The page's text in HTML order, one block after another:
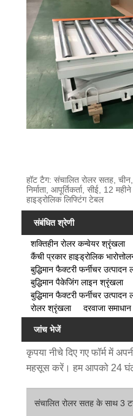
हॉट टैग: संचालित रोलर सतह,
निर्माता, आपूर्तिकर्ता, सीई, 12
हाइड्रोलिक लिफ्टिंग टेबल
संबंधित श्रेणी
शक्तिहीन रोलर कन्वेयर श्रृंखला
कैंची प्रकार हाइड्रोलिक
बुद्धिमान फैक्टरी फर्नीचर
बुद्धिमान पैकेजिंग लाइन श्रृंखला
बुद्धिमान फैक्टरी फर्नीचर
रोलर श्रृंखला
दरवाजा समाधान
जांच भेजें
कृपया नीचे दिए गए फॉर्म में
महसूस करें। हम आपको 24